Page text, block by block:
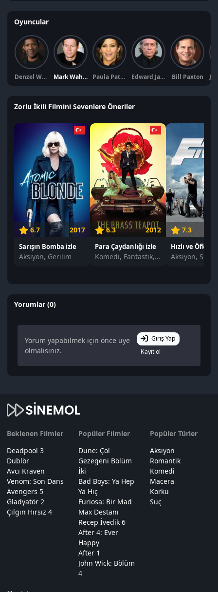
Oyuncular
Denzel Washington Mark Wahlberg Paula Patton Edward James Olmos Bill Paxton
Zorlu İkili Filmini Sevenlere Öneriler
6.7 2017
Sarışın Bomba izle
Aksiyon, Gerilim
6.3 2012
Para Çaydanlığı izle
Komedi, Fantastik, Gerilim
7.3
Yorumlar (0)
Yorum yapabilmek için önce üye
olmalısınız.
Giriş Yap
Kayıt ol
Beklenen Filmler
Deadpool 3
Dublör
Avcı Kraven
Venom: Son Dans
Avengers 5
Gladyatör 2
Çılgın Hırsız 4
Popüler Filmler
Dune: Çöl
Gezegeni Bölüm
İki
Bad Boys: Ya Hep
Ya Hiç
Furiosa: Bir Mad
Max Destanı
Recep İvedik 6
After 4: Ever
Happy
After 1
John Wick: Bölüm
4
Popüler Türler
Aksiyon
Romantik
Komedi
Macera
Korku
Suç